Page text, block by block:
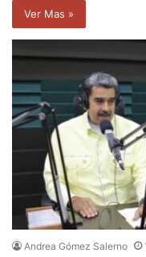
Ver Mas »
Andrea Gómez Salerno